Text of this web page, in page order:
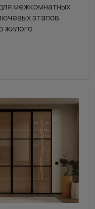
межкомнатных
этапов
жилого